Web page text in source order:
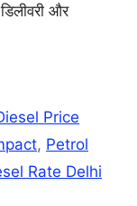
और
Price
, Petrol
Rate Delhi